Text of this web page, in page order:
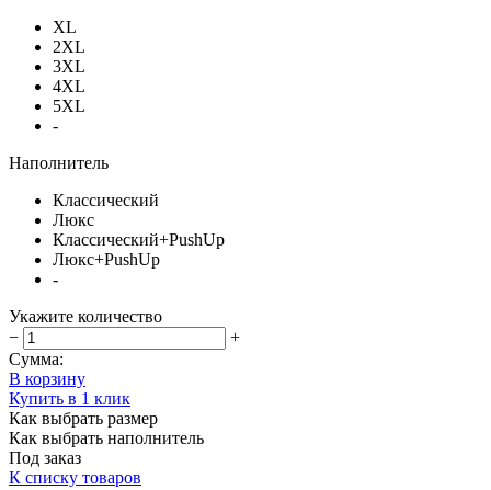
XL
2XL
3XL
4XL
5XL
-
Наполнитель
Классический
Люкс
Классический+PushUp
Люкс+PushUp
-
Укажите количество
−
+
Сумма:
В корзину
Купить в 1 клик
Как выбрать размер
Как выбрать наполнитель
Под заказ
К списку товаров